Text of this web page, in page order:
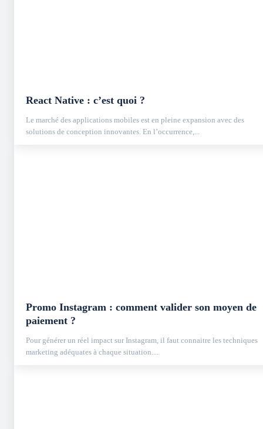
React Native : c’est quoi ?
Le marché des applications mobiles est en pleine expansion avec des
solutions de conception innovantes. En l’occurrence,...
Promo Instagram : comment valider son moyen de
paiement ?
Pour générer un réel impact sur Instagram, il faut connaitre les techniques
marketing adéquates à chaque situation....